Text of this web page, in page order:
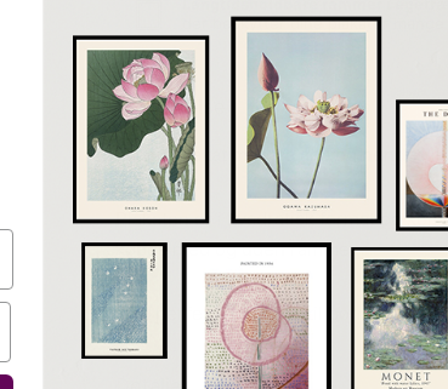
der beskytter dine plakater mange
Beskrivelse
Vaiana plakat med Vaiana og hendes
Plakaten er i kvadratisk format og
købes med og uden ramme.
Den perfekte gaveidé til børnene i din